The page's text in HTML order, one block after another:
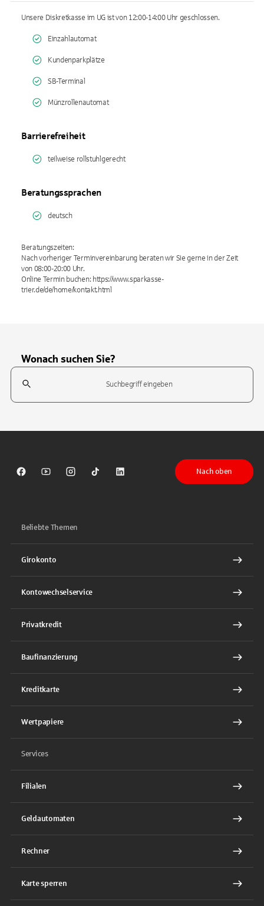
Unsere Diskretkasse im UG ist von 12:00-14:00 Uhr geschlossen.
Einzahlautomat
Kundenparkplätze
SB-Terminal
Münzrollenautomat
Barrierefreiheit
teilweise rollstuhlgerecht
Beratungssprachen
deutsch
Beratungszeiten:
Nach vorheriger Terminvereinbarung beraten wir Sie gerne in der Zeit
von 08:00-20:00 Uhr.
Online Termin buchen: https://www.sparkasse-
trier.de/de/home/kontakt.html
Wonach suchen Sie?
Suchfeld
Sparkasse auf Facebook
Sparkasse auf Youtube
Sparkasse auf Instagram
Sparkasse auf TikTok
Sparkasse auf LinkedIn
Nach oben
Beliebte Themen
Girokonto
Kontowechselservice
Privatkredit
Baufinanzierung
Kreditkarte
Wertpapiere
Services
Filialen
Geldautomaten
Rechner
Karte sperren